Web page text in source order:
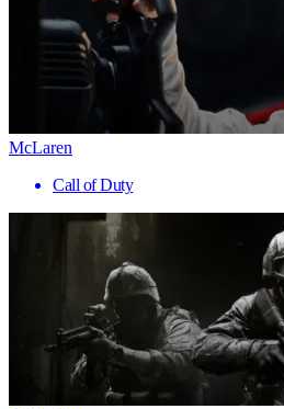
McLaren
Call of Duty